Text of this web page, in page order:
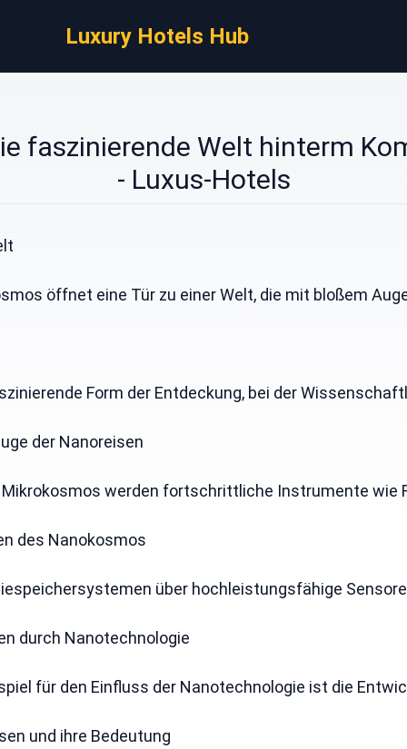
Luxury Hotels Hub
faszinierende Welt hinterm
- Luxus-Hotels
öffnet eine Tür zu einer Welt, die mit bloßem
Form der Entdeckung, bei der
der Nanoreisen
werden fortschrittliche Instrumente
des Nanokosmos
über hochleistungsfähige
durch Nanotechnologie
für den Einfluss der Nanotechnologie ist die
und ihre Bedeutung